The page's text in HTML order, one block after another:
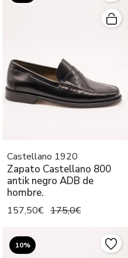
Castellano 1920
Zapato Castellano 800
antik negro ADB de
hombre.
157,50€ 175,0€
10%